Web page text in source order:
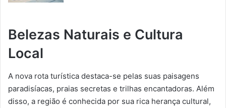
Belezas Naturais e Cultura
Local
A nova rota turística destaca-se pelas suas paisagens
paradisíacas, praias secretas e trilhas encantadoras. Além
disso, a região é conhecida por sua rica herança cultural,